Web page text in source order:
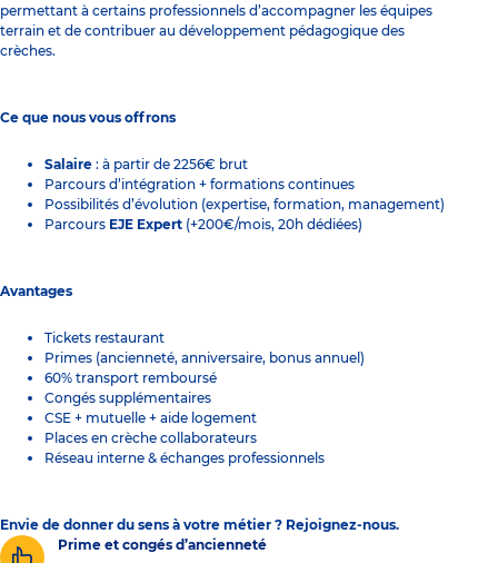
permettant à certains professionnels d’accompagner les équipes
terrain et de contribuer au développement pédagogique des
crèches.
Ce que nous vous offrons
Salaire : à partir de 2256€ brut
Parcours d’intégration + formations continues
Possibilités d’évolution (expertise, formation, management)
Parcours EJE Expert (+200€/mois, 20h dédiées)
Avantages
Tickets restaurant
Primes (ancienneté, anniversaire, bonus annuel)
60% transport remboursé
Congés supplémentaires
CSE + mutuelle + aide logement
Places en crèche collaborateurs
Réseau interne & échanges professionnels
Envie de donner du sens à votre métier ? Rejoignez-nous.
Prime et congés d’ancienneté